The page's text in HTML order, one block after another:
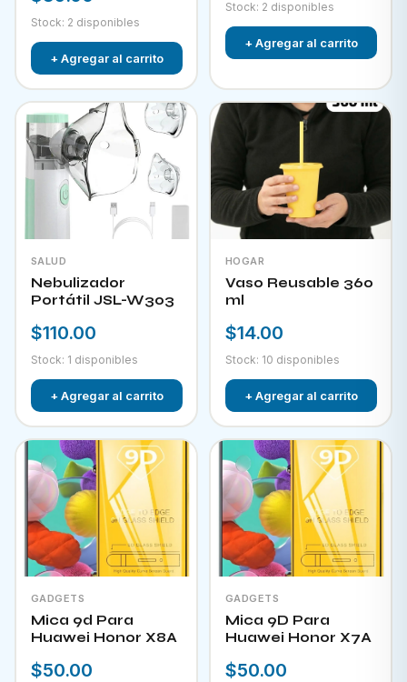
Stock: 2 disponibles
+ Agregar al carrito
Stock: 2 disponibles
+ Agregar al carrito
SALUD
Nebulizador
Portátil JSL-W303
$110.00
Stock: 1 disponibles
+ Agregar al carrito
HOGAR
Vaso Reusable 360
ml
$14.00
Stock: 10 disponibles
+ Agregar al carrito
GADGETS
Mica 9d Para
Huawei Honor X8A
$50.00
GADGETS
Mica 9D Para
Huawei Honor X7A
$50.00